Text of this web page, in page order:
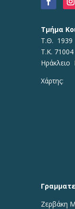
Τμήμα
Τ.Θ. 1939
Τ.Κ. 71004
Ηράκλειο
Χάρτης:
Ζερβάκη